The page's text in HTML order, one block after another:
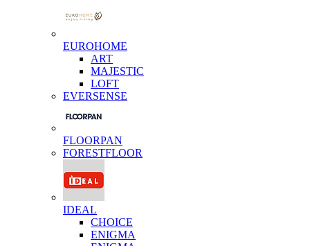
EUROHOME
ART
MAJESTIC
LOFT
EVERSENSE
FLOORPAN
FORESTFLOOR
IDEAL
CHOICE
ENIGMA